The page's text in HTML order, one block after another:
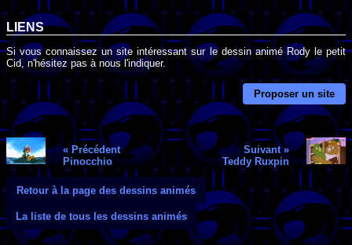
LIENS
Si vous connaissez un site intéressant sur le dessin animé Rody le petit
Cid, n'hésitez pas à nous l'indiquer.
Proposer un site
« Précédent
Pinocchio
Suivant »
Teddy Ruxpin
Retour à la page des dessins animés
La liste de tous les dessins animés